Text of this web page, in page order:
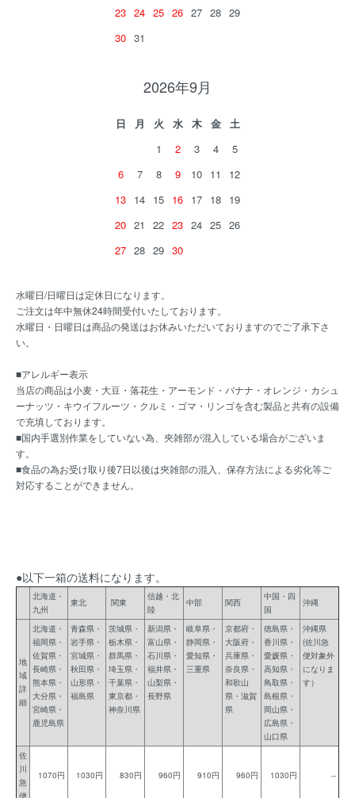
23 24 25 26 27 28 29
30 31
2026年9月
日 月 火 水 木 金
土
1
2 3 4
5
6
7 8 9 10 11
12
13 14 15 16 17 18 19
20 21 22 23 24 25 26
27 28 29 30
水曜日/日曜日は定休日になります。
ご注文は年中無休24時間受付いたしております。
水曜日・日曜日は商品の発送はお休みいただいておりますのでご了承下さ
い。
■アレルギー表示
当店の商品は小麦・大豆・落花生・アーモンド・バナナ・オレンジ・カシュ
ーナッツ・キウイフルーツ・クルミ・ゴマ・リンゴを含む製品と共有の設備
で充填しております。
■国内手選別作業をしていない為、夾雑部が混入している場合がございま
す。
■食品の為お受け取り後7日以後は夾雑部の混入、保存方法による劣化等ご
対応することができません。
●以下一箱の送料になります。
北海道・
九州
東北 関東
信越・北
陸
中部 関西
中国・四
国
沖縄
地
域
詳
細
北海道・
福岡県・
佐賀県・
長崎県・
熊本県・
大分県・
宮崎県・
鹿児島県
青森県・
岩手県・
宮城県・
秋田県・
山形県・
福島県
茨城県・
栃木県・
群馬県・
埼玉県・
千葉県・
東京都・
神奈川県
新潟県・
富山県・
石川県・
福井県・
山梨県・
長野県
岐阜県・
静岡県・
愛知県・
三重県
京都府・
大阪府・
兵庫県・
奈良県・
和歌山
県・滋賀
県
徳島県・
香川県・
愛媛県・
高知県・
鳥取県・
島根県・
岡山県・
広島県・
山口県
沖縄県
(佐川急
便対象外
になりま
す）
佐
川
急
便
1070円 1030円 830円 960円 910円 960円 1030円 --